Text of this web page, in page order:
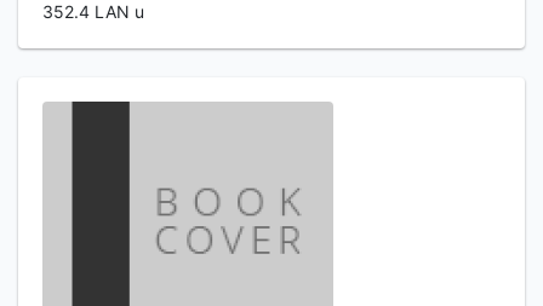
352.4 LAN u